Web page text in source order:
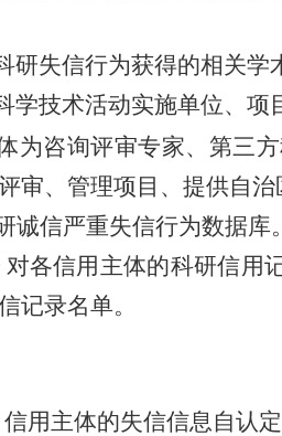
研失信行为获得的相关
学技术活动实施单位、项
为咨询评审专家、第三
审、管理项目、提供自
诚信严重失信行为数据库
对各信用主体的科研信用
记录名单。
信用主体的失信信息自认